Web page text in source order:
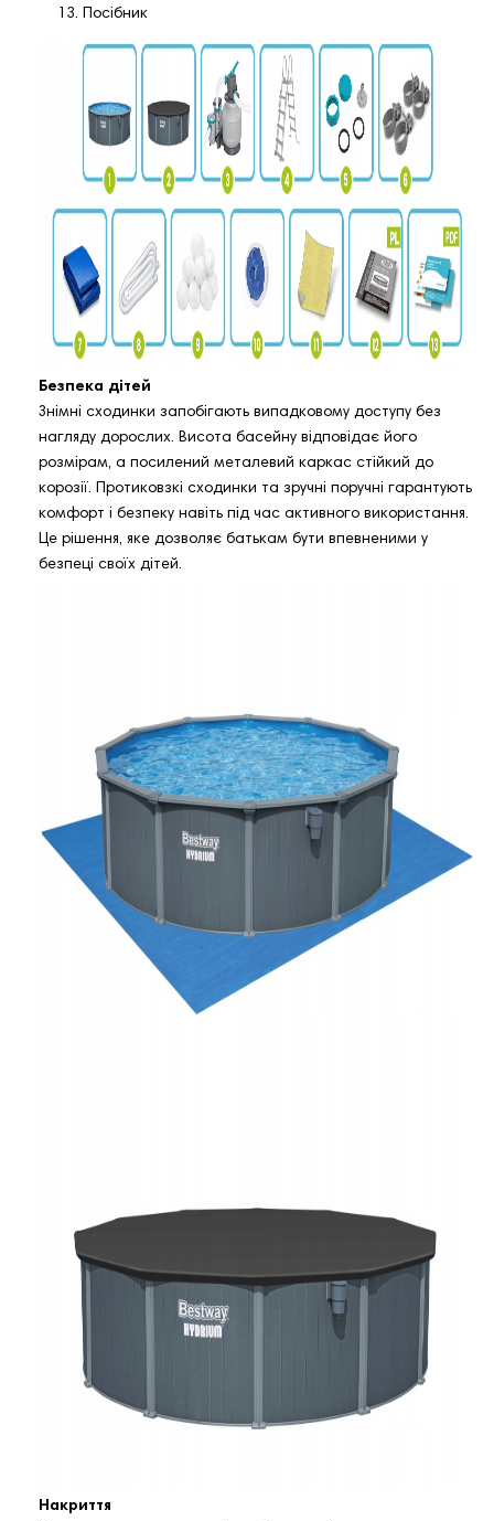
Посібник
Безпека дітей
Знімні сходинки запобігають випадковому доступу без
нагляду дорослих. Висота басейну відповідає його
розмірам, а посилений металевий каркас стійкий до
корозії. Протиковзкі сходинки та зручні поручні гарантують
комфорт і безпеку навіть під час активного використання.
Це рішення, яке дозволяє батькам бути впевненими у
безпеці своїх дітей.
Накриття